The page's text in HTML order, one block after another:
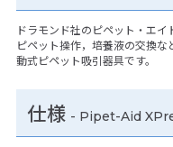
ドラモンド社のピペット・エ
ピペット操作，培養液の交換
動式ピペット吸引器具です。
仕様 - Pipet-Aid